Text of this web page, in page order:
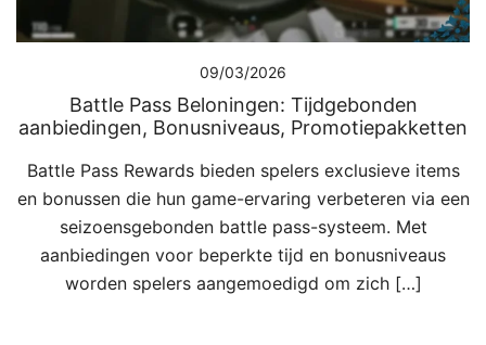
09/03/2026
Battle Pass Beloningen: Tijdgebonden
aanbiedingen, Bonusniveaus, Promotiepakketten
Battle Pass Rewards bieden spelers exclusieve items
en bonussen die hun game-ervaring verbeteren via een
seizoensgebonden battle pass-systeem. Met
aanbiedingen voor beperkte tijd en bonusniveaus
worden spelers aangemoedigd om zich […]